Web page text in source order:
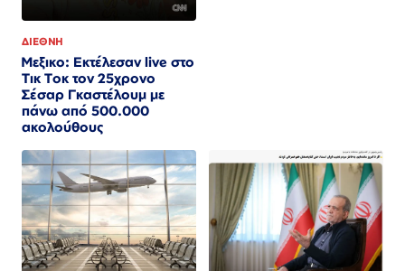
ΔΙΕΘΝΗ
Μεξικο: Εκτέλεσαν live στο
Τικ Τοκ τον 25χρονο
Σέσαρ Γκαστέλουμ με
πάνω από 500.000
ακολούθους